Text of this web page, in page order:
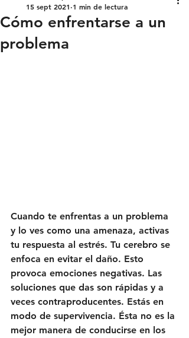
Cómo enfrentarse a un
problema
15 sept 2021 1 min de lectura
Cuando te enfrentas a un problema
y lo ves como una amenaza, activas
tu respuesta al estrés. Tu cerebro se
enfoca en evitar el daño. Esto
provoca emociones negativas. Las
soluciones que das son rápidas y a
veces contraproducentes. Estás en
modo de supervivencia. Ésta no es la
mejor manera de conducirse en los